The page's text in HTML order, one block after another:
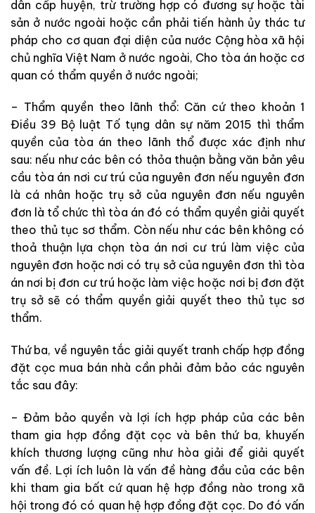
dân cấp huyện, trừ trường hợp có đương sự hoặc tài
sản ở nước ngoài hoặc cần phải tiến hành ủy thác tư
pháp cho cơ quan đại diện của nước Cộng hòa xã hội
chủ nghĩa Việt Nam ở nước ngoài, Cho tòa án hoặc cơ
quan có thẩm quyền ở nước ngoài;
– Thẩm quyền theo lãnh thổ: Căn cứ theo khoản 1
Điều 39 Bộ luật Tố tụng dân sự năm 2015 thì thẩm
quyền của tòa án theo lãnh thổ được xác định như
sau: nếu như các bên có thỏa thuận bằng văn bản yêu
cầu tòa án nơi cư trú của nguyên đơn nếu nguyên đơn
là cá nhân hoặc trụ sở của nguyên đơn nếu nguyên
đơn là tổ chức thì tòa án đó có thẩm quyền giải quyết
theo thủ tục sơ thẩm. Còn nếu như các bên không có
thoả thuận lựa chọn tòa án nơi cư trú làm việc của
nguyên đơn hoặc nơi có trụ sở của nguyên đơn thì tòa
án nơi bị đơn cư trú hoặc làm việc hoặc nơi bị đơn đặt
trụ sở sẽ có thẩm quyền giải quyết theo thủ tục sơ
thẩm.
Thứ ba, về nguyên tắc giải quyết tranh chấp hợp đồng
đặt cọc mua bán nhà cần phải đảm bảo các nguyên
tắc sau đây:
– Đảm bảo quyền và lợi ích hợp pháp của các bên
tham gia hợp đồng đặt cọc và bên thứ ba, khuyến
khích thương lượng cũng như hòa giải để giải quyết
vấn đề. Lợi ích luôn là vấn đề hàng đầu của các bên
khi tham gia bất cứ quan hệ hợp đồng nào trong xã
hội trong đó có quan hệ hợp đồng đặt cọc. Do đó vấn